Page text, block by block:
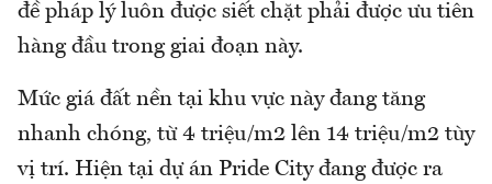
đề pháp lý luôn được siết chặt phải được ưu tiên
hàng đầu trong giai đoạn này.
Mức giá đất nền tại khu vực này đang tăng
nhanh chóng, từ 4 triệu/m2 lên 14 triệu/m2 tùy
vị trí. Hiện tại dự án Pride City đang được ra